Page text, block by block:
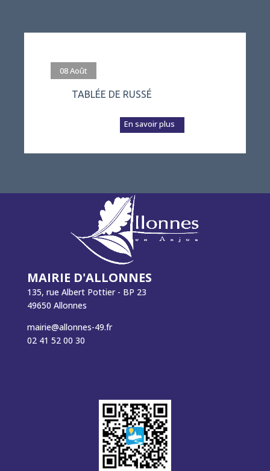
08Août
TABLÉE DE RUSSÉ
En savoir plus
MAIRIE D'ALLONNES
135, rue Albert Pottier - BP 23
49650 Allonnes
mairie@allonnes-49.fr
02 41 52 00 30